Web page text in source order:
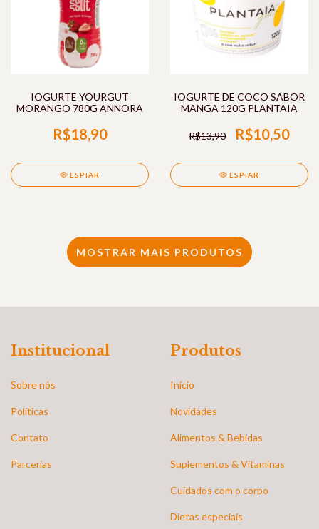
IOGURTE YOURGUT
MORANGO 780G ANNORA
R$18,90
ESPIAR
IOGURTE DE COCO SABOR
MANGA 120G PLANTAIA
R$13,90 R$10,50
ESPIAR
MOSTRAR MAIS PRODUTOS
Institucional
Sobre nós
Políticas
Contato
Parcerias
Produtos
Início
Novidades
Alimentos & Bebidas
Suplementos & Vitaminas
Cuidados com o corpo
Dietas especiais